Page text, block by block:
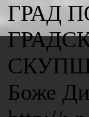
ГРАД
Боже